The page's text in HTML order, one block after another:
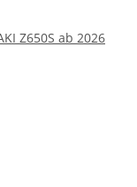
Z650S ab 2026